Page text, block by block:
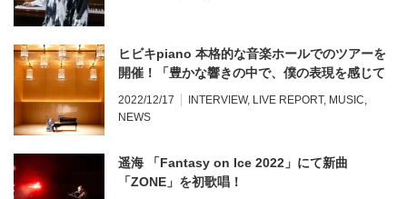
ヒビキpiano 本格的な音楽ホールでのツアーを
開催！「豊かな響きの中で、僕の表現を感じて
ほしい」（インタビュー）
2022/12/17 INTERVIEW, LIVE REPORT, MUSIC,
NEWS
遥海 「Fantasy on Ice 2022」にて新曲
「ZONE」を初歌唱！